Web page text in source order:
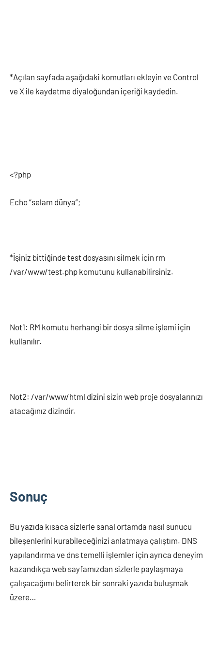
*Açılan sayfada aşağıdaki komutları ekleyin ve Control
ve X ile kaydetme diyaloğundan içeriği kaydedin.
<?php
Echo “selam dünya”;
*İşiniz bittiğinde test dosyasını silmek için rm
/var/www/test.php komutunu kullanabilirsiniz.
Not1: RM komutu herhangi bir dosya silme işlemi için
kullanılır.
Not2: /var/www/html dizini sizin web proje dosyalarınızı
atacağınız dizindir.
Sonuç
Bu yazıda kısaca sizlerle sanal ortamda nasıl sunucu
bileşenlerini kurabileceğinizi anlatmaya çalıştım. DNS
yapılandırma ve dns temelli işlemler için ayrıca deneyim
kazandıkça web sayfamızdan sizlerle paylaşmaya
çalışacağımı belirterek bir sonraki yazıda buluşmak
üzere…